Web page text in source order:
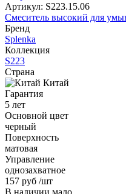
Артикул: S223.15.06
Смеситель высокий для
Бренд
Splenka
Коллекция
S223
Страна
Китай
Гарантия
5 лет
Основной цвет
черный
Поверхность
матовая
Управление
однозахватное
157 руб /шт
В наличии мало